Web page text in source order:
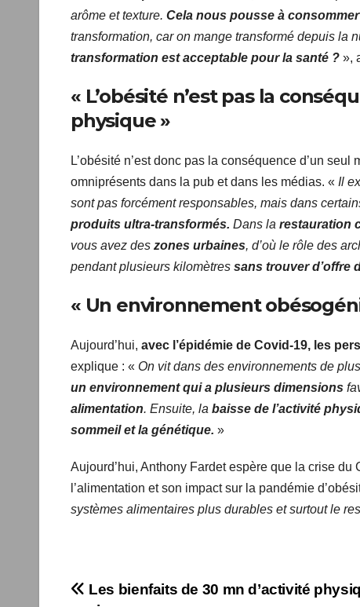
arôme et texture. Cela nous pousse à
transformation, car on mange transformé depuis la
transformation est acceptable pour la santé ? »,
« L’obésité n’est pas la
physique »
L’obésité n’est donc pas la conséquence d’un
omniprésents dans la pub et dans les médias. « Il
ne sont pas forcément responsables, mais dans
produits ultra-transformés. Dans la restauration
vous avez des zones urbaines , d’où le rôle des
pendant plusieurs kilomètres sans trouver d’offre
« Un environnement
Aujourd’hui, avec l’épidémie de Covid-19, les
explique : « On vit dans des environnements de
un environnement qui a plusieurs dimensions
alimentation . Ensuite, la baisse de l’activité
de sommeil et la génétique.
Aujourd’hui, Anthony Fardet espère que la crise
l’alimentation et son impact sur la pandémie
systèmes alimentaires plus durables et surtout le
Navigation
Les bienfaits de 30 mn d’activité